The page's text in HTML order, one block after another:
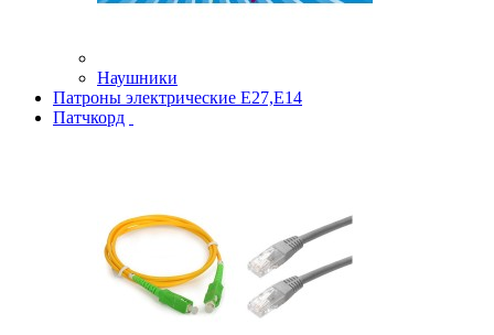
Наушники
Патроны электрические Е27,Е14
Патчкорд